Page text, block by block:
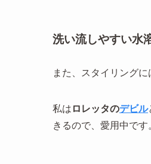
洗い流しやすい水
また、スタイリングに
私は ロレッタのデビル
きるので、愛用中で